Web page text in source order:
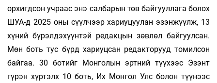
орхигдсон учраас энэ салбарын төв байгууллага болох
ШУА-д 2025 оны сүүлчээр хариуцуулан эзэнжүүлж, 13
хүний бүрэлдэхүүнтэй редакцын зөвлөл байгуулсан.
Мөн боть тус бүрд хариуцсан редакторууд томилсон
байгаа. 30 ботийг Монголын эртний түүхээс Эзэнт
гүрэн хүртэлх 10 боть, Их Монгол Улс болон түүнээс